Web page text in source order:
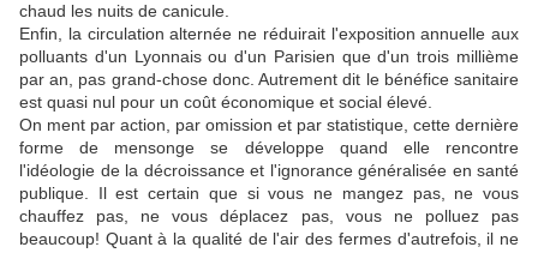
chaud les nuits de canicule.
Enfin, la circulation alternée ne réduirait l'exposition annuelle aux
polluants d'un Lyonnais ou d'un Parisien que d'un trois millième
par an, pas grand-chose donc. Autrement dit le bénéfice sanitaire
est quasi nul pour un coût économique et social élevé.
On ment par action, par omission et par statistique, cette dernière
forme de mensonge se développe quand elle rencontre
l'idéologie de la décroissance et l'ignorance généralisée en santé
publique. Il est certain que si vous ne mangez pas, ne vous
chauffez pas, ne vous déplacez pas, vous ne polluez pas
beaucoup! Quant à la qualité de l'air des fermes d'autrefois, il ne